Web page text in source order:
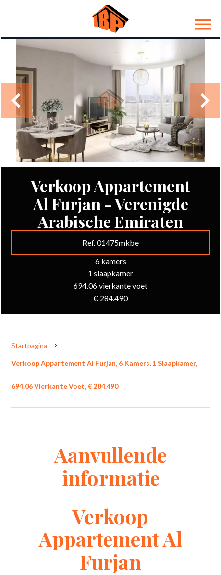
Verkoop Appartement
Al Furjan - Verenigde
Arabische Emiraten
Ref. 01475mkbe
6 kamers
1 slaapkamer
694.06 vierkante voet
€ 284.490
Startpagina
Verkoop Appartement Al Furjan, 6 Kamers, 1 Slaapkamer,
694.06 Vierkante Voet, € 284.490
Aanvullende
informatie
Verkoop
Appartement Al
Furjan